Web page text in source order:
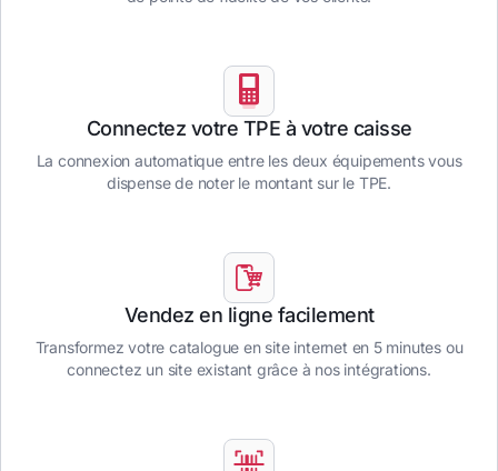
Connectez votre TPE à votre caisse
La connexion automatique entre les deux équipements vous
dispense de noter le montant sur le TPE.
Vendez en ligne facilement
Transformez votre catalogue en site internet en 5 minutes ou
connectez un site existant grâce à nos intégrations.